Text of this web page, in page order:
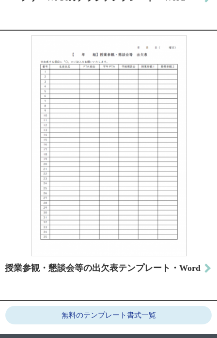
授業参観・懇談会等の出欠表テンプレート・Word
無料のテンプレート書式一覧